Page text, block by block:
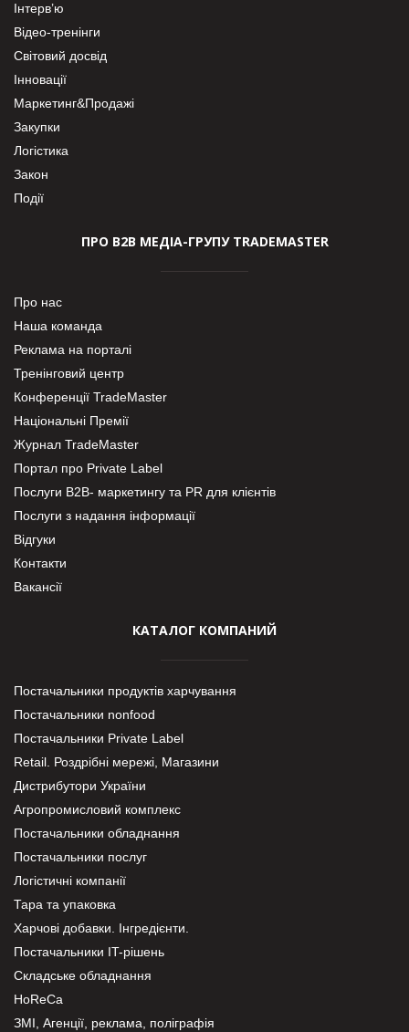
Інтерв’ю
Відео-тренінги
Світовий досвід
Інновації
Маркетинг&Продажі
Закупки
Логістика
Закон
Події
ПРО В2В МЕДІА-ГРУПУ TRADEMASTER
Про нас
Наша команда
Реклама на порталі
Тренінговий центр
Конференції TradeMaster
Національні Премії
Журнал TradeMaster
Портал про Private Label
Послуги В2В- маркетингу та PR для клієнтів
Послуги з надання інформації
Відгуки
Контакти
Вакансії
КАТАЛОГ КОМПАНИЙ
Постачальники продуктів харчування
Постачальники nonfood
Постачальники Private Label
Retail. Роздрібні мережі, Магазини
Дистрибутори України
Агропромисловий комплекс
Постачальники обладнання
Постачальники послуг
Логістичні компанії
Тара та упаковка
Харчові добавки. Інгредієнти.
Постачальники IT-рішень
Складське обладнання
HoReCa
ЗМІ, Агенції, реклама, поліграфія